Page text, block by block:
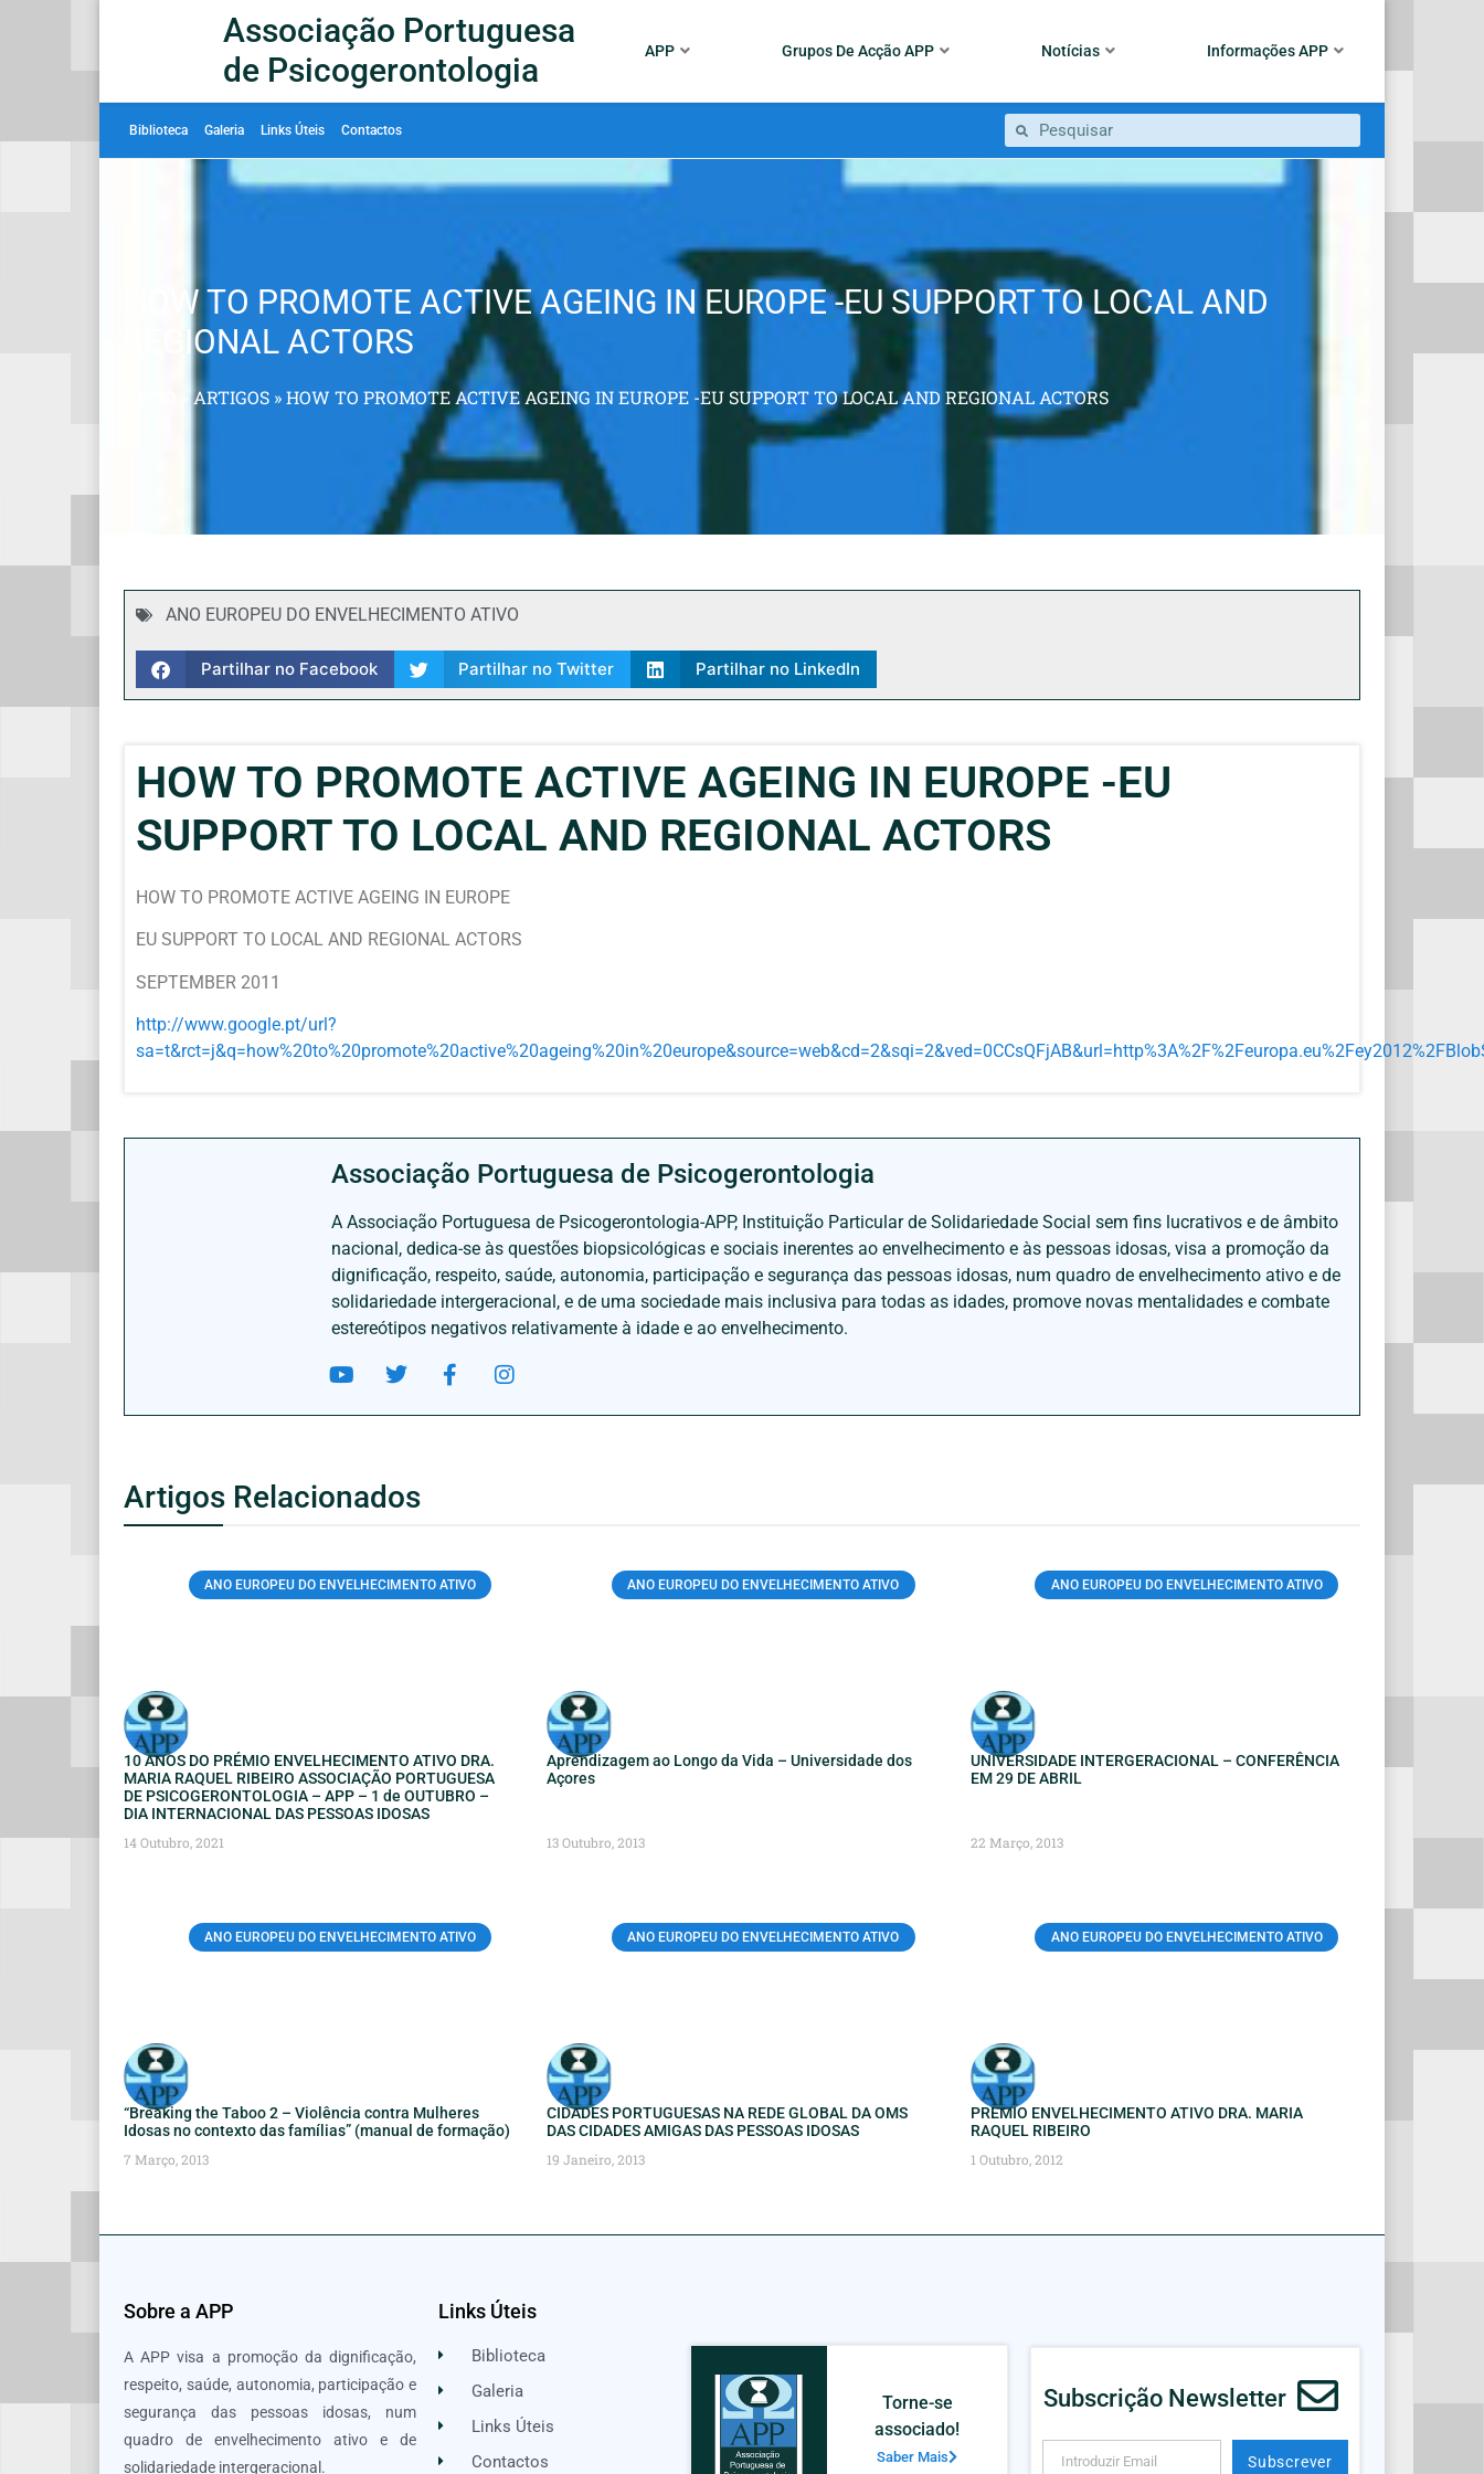
Associação Portuguesa
de Psicogerontologia
APP Grupos De Acção APP Notícias Informações APP
Biblioteca Galeria Links Úteis Contactos
HOW TO PROMOTE ACTIVE AGEING IN EUROPE -EU SUPPORT TO LOCAL AND
REGIONAL ACTORS
ARTIGOS »HOW TO PROMOTE ACTIVE AGEING IN EUROPE -EU SUPPORT TO LOCAL AND REGIONAL ACTORS
ANO EUROPEU DO ENVELHECIMENTO ATIVO
Partilhar no Facebook Partilhar no Twitter Partilhar no LinkedIn
HOW TO PROMOTE ACTIVE AGEING IN EUROPE -EU
SUPPORT TO LOCAL AND REGIONAL ACTORS
HOW TO PROMOTE ACTIVE AGEING IN EUROPE
EU SUPPORT TO LOCAL AND REGIONAL ACTORS
SEPTEMBER 2011
http://www.google.pt/url?
Associação Portuguesa de Psicogerontologia
A Associação Portuguesa de Psicogerontologia-APP, Instituição Particular de Solidariedade Social sem fins lucrativos e de âmbito
nacional, dedica-se às questões biopsicológicas e sociais inerentes ao envelhecimento e às pessoas idosas, visa a promoção da
dignificação, respeito, saúde, autonomia, participação e segurança das pessoas idosas, num quadro de envelhecimento ativo e de
solidariedade intergeracional, e de uma sociedade mais inclusiva para todas as idades, promove novas mentalidades e combate
estereótipos negativos relativamente à idade e ao envelhecimento.
Artigos Relacionados
ANO EUROPEU DO ENVELHECIMENTO ATIVO
10 ANOS DO PRÉMIO ENVELHECIMENTO ATIVO DRA.
MARIA RAQUEL RIBEIRO ASSOCIAÇÃO PORTUGUESA
DE PSICOGERONTOLOGIA – APP – 1 de OUTUBRO –
DIA INTERNACIONAL DAS PESSOAS IDOSAS
14 Outubro, 2021
ANO EUROPEU DO ENVELHECIMENTO ATIVO
Aprendizagem ao Longo da Vida – Universidade dos
Açores
13 Outubro, 2013
ANO EUROPEU DO ENVELHECIMENTO ATIVO
UNIVERSIDADE INTERGERACIONAL – CONFERÊNCIA
EM 29 DE ABRIL
22 Março, 2013
ANO EUROPEU DO ENVELHECIMENTO ATIVO
“Breaking the Taboo 2 – Violência contra Mulheres
Idosas no contexto das famílias” (manual de formação)
7 Março, 2013
ANO EUROPEU DO ENVELHECIMENTO ATIVO
CIDADES PORTUGUESAS NA REDE GLOBAL DA OMS
DAS CIDADES AMIGAS DAS PESSOAS IDOSAS
19 Janeiro, 2013
ANO EUROPEU DO ENVELHECIMENTO ATIVO
PRÉMIO ENVELHECIMENTO ATIVO DRA. MARIA
RAQUEL RIBEIRO
1 Outubro, 2012
Sobre a APP
A APP visa a promoção da dignificação,
respeito, saúde, autonomia, participação e
segurança das pessoas idosas, num
quadro de envelhecimento ativo e de
solidariedade intergeracional.
Links Úteis
Biblioteca
Galeria
Links Úteis
Contactos
Torne-se
associado!
Saber Mais
Subscrição Newsletter
Subscrever